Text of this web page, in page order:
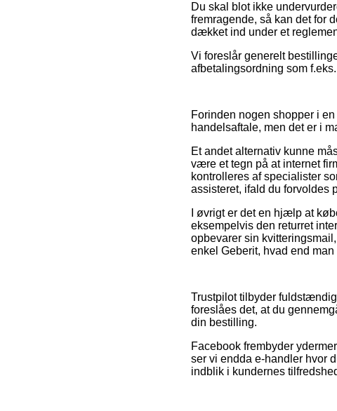
Du skal blot ikke
fremragende, så kan det for
dækket ind under et
Vi foreslår generelt
afbetalingsordning som
Forinden nogen shopper i
handelsaftale, men det er i
Et andet alternativ kunne
være et tegn på at internet
kontrolleres af specialister
assisteret, ifald du forvoldes
I øvrigt er det en hjælp at
eksempelvis den returret
opbevarer sin
enkel Geberit, hvad end
Trustpilot tilbyder
foreslåes det, at du
din bestilling.
Facebook frembyder
ser vi endda e-handler hvor
indblik i kundernes